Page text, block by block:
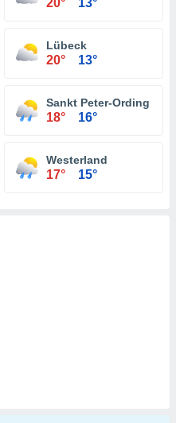
20° 13°
Lübeck
20° 13°
Sankt Peter-Ording
18° 16°
Westerland
17° 15°